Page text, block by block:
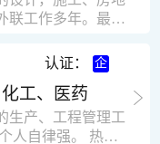
新世纪花苑，该工
积32000平方米，
商业步行街等工
累，使自己能适应
位。
经办了数百起诉讼
较好的经济效益和
法律第一和当事人
敬业是王福营律师
联工作多年。最大
专业技术知识功底
技术工程的设计与
中型工程项目的施
，设计、施工、予
较深造诣。曾独立
认证：
工、医药
生产、工程管理工
人自律强。 热爱